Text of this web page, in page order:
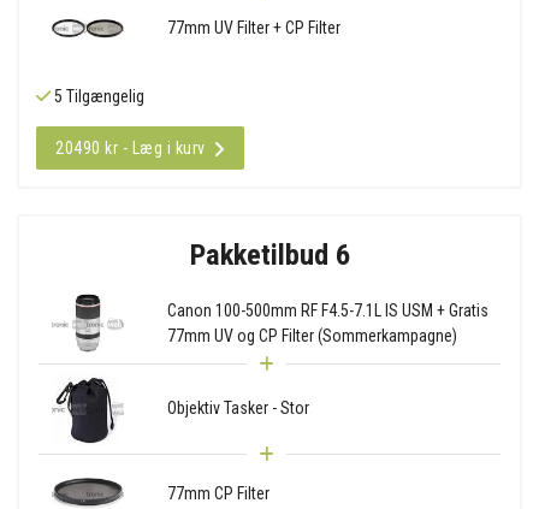
77mm UV Filter + CP Filter
5 Tilgængelig
20490 kr - Læg i kurv
Pakketilbud 6
Canon 100-500mm RF F4.5-7.1L IS USM + Gratis
77mm UV og CP Filter (Sommerkampagne)
Objektiv Tasker - Stor
77mm CP Filter